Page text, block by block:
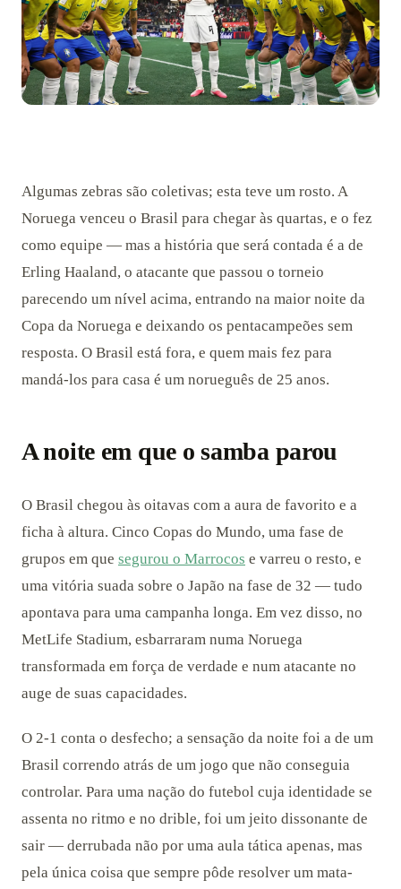
Algumas zebras são coletivas; esta teve um rosto. A
Noruega venceu o Brasil para chegar às quartas, e o fez
como equipe — mas a história que será contada é a de
Erling Haaland, o atacante que passou o torneio
parecendo um nível acima, entrando na maior noite da
Copa da Noruega e deixando os pentacampeões sem
resposta. O Brasil está fora, e quem mais fez para
mandá-los para casa é um norueguês de 25 anos.
A noite em que o samba parou
O Brasil chegou às oitavas com a aura de favorito e a
ficha à altura. Cinco Copas do Mundo, uma fase de
grupos em que segurou o Marrocos e varreu o resto, e
uma vitória suada sobre o Japão na fase de 32 — tudo
apontava para uma campanha longa. Em vez disso, no
MetLife Stadium, esbarraram numa Noruega
transformada em força de verdade e num atacante no
auge de suas capacidades.
O 2-1 conta o desfecho; a sensação da noite foi a de um
Brasil correndo atrás de um jogo que não conseguia
controlar. Para uma nação do futebol cuja identidade se
assenta no ritmo e no drible, foi um jeito dissonante de
sair — derrubada não por uma aula tática apenas, mas
pela única coisa que sempre pôde resolver um mata-